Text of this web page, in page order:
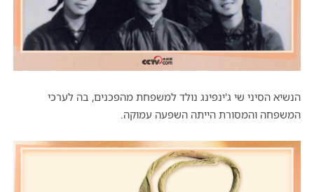
הנשיא הסיני שי ג'ינפינג נולד למשפחת מהפכנים, בה לערכי
המשפחה והמסורת הייתה השפעה עמוקה.